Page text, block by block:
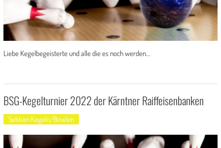
Liebe Kegelbegeisterte und alle die es noch werden...
BSG-Kegelturnier 2022 der Kärntner Raiffeisenbanken
Sektion Kegeln/Bowlen